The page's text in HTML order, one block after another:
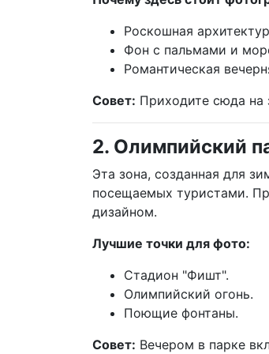
Роскошная
Фон с пальмами и
Романтическая
Совет: Приходите сюда на
2. Олимпийский
Эта зона, созданная для
посещаемых туристами.
дизайном.
Лучшие точки для фото:
Стадион "Фишт".
Олимпийский огонь.
Поющие фонтаны.
Совет: Вечером в парке